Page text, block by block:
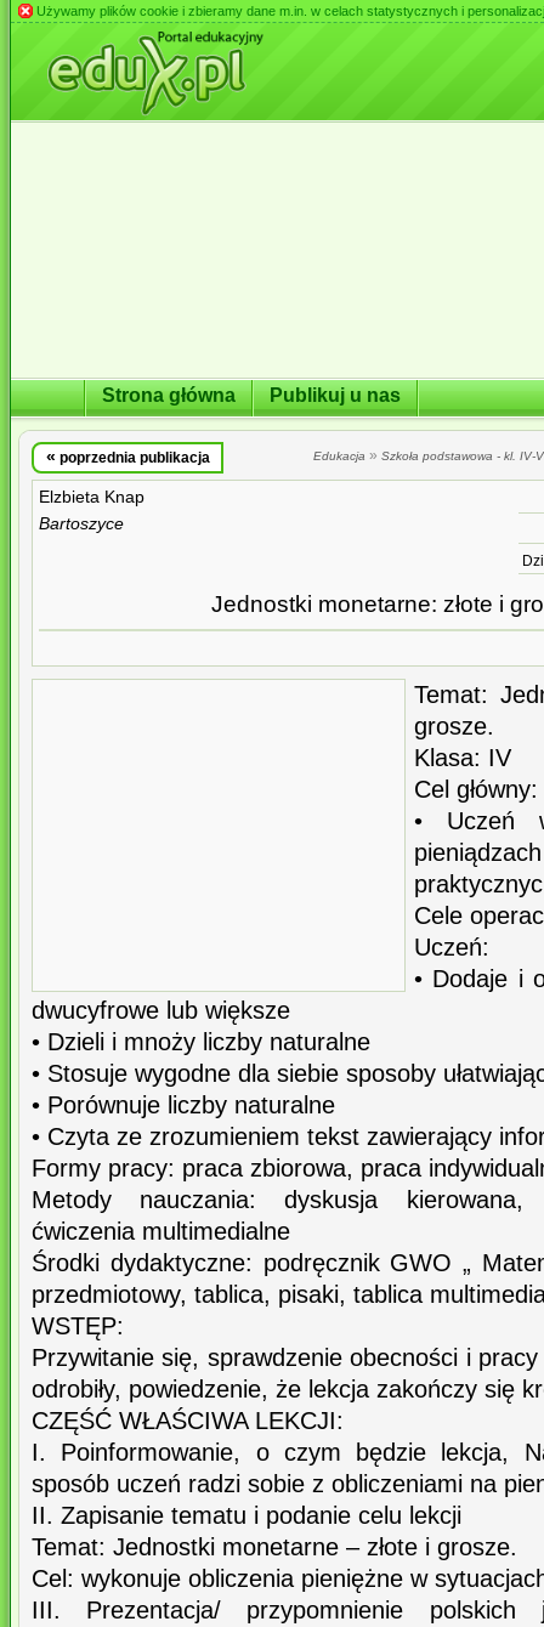
Używamy plików cookie i zbieramy dane m.in. w celach statystycznych i
Strona główna Publikuj u nas
« poprzednia publikacja Edukacja » Szkoła podstawowa - kl. IV-
Elzbieta Knap
Bartoszyce
Jednostki monetarne: złote i
Temat:
grosze.
Klasa: IV
Cel główny:
• Uczeń
Cele
Uczeń:
• Dodaje i
dwucyfrowe lub większe
• Dzieli i mnoży liczby naturalne
• Stosuje wygodne dla siebie sposoby
• Porównuje liczby naturalne
• Czyta ze zrozumieniem tekst zawierający
Formy pracy: praca zbiorowa, praca
Metody nauczania: dyskusja kierowana,
ćwiczenia multimedialne
Środki dydaktyczne: podręcznik GWO „
przedmiotowy, tablica, pisaki, tablica
WSTĘP:
Przywitanie się, sprawdzenie obecności i
odrobiły, powiedzenie, że lekcja zakończy się
CZĘŚĆ WŁAŚCIWA LEKCJI:
I. Poinformowanie, o czym będzie lekcja,
sposób uczeń radzi sobie z obliczeniami na
II. Zapisanie tematu i podanie celu lekcji
Temat: Jednostki monetarne – złote i grosze.
Cel: wykonuje obliczenia pieniężne w
III. Prezentacja/ przypomnienie polskich